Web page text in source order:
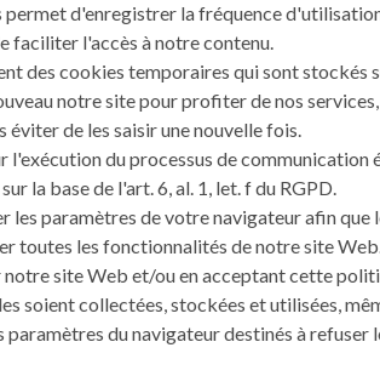
d'enregistrer la fréquence
faciliter l'accès à notre contenu.
des cookies temporaires qui sont
notre site pour profiter de nos
éviter de les saisir une nouvelle fois.
l'exécution du processus de
la base de l'art. 6, al. 1, let. f du RGPD.
les paramètres de votre navigateur afin
toutes les fonctionnalités de notre site
site Web et/ou en acceptant cette
soient collectées, stockées et utilisées,
paramètres du navigateur destinés à refuser